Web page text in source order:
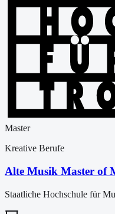
Master
Kreative Berufe
Alte Musik Master of
Staatliche Hochschule für